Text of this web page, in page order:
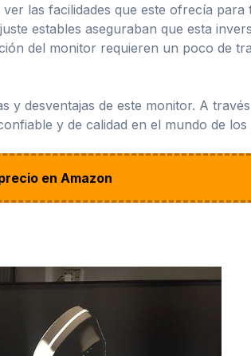
las facilidades que este ofrecía para
estables aseguraban que esta
del monitor requieren un poco de
y desventajas de este monitor. A
y de calidad en el mundo de los
en Amazon